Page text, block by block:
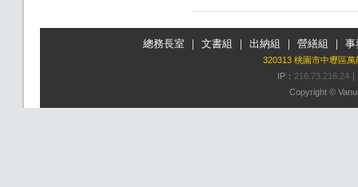
總務長室 ｜ 文書組 ｜ 出納組 ｜ 營繕組 ｜ 事
320313 桃園市中壢區萬
IP： 216.73.216.24
Copyright ©